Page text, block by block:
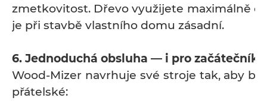
zmetkovitost. Dřevo využijete maximálně
je při stavbě vlastního domu zásadní.
6. Jednoduchá obsluha — i pro začátečníky
Wood-Mizer navrhuje své stroje tak, aby
přátelské: